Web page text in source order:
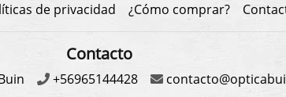
de privacidad ¿Cómo comprar?
Contacto
+56965144428